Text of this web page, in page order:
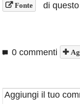
Fonte di
0 commenti
Aggiungi il tuo